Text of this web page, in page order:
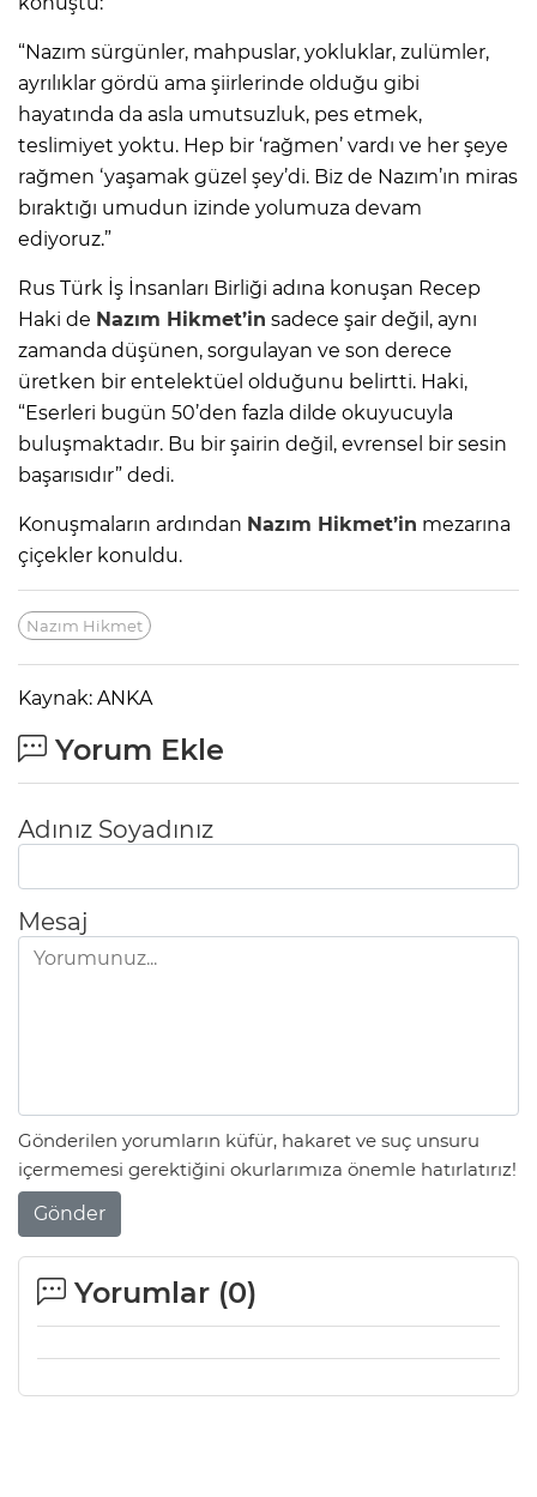
“Nazım sürgünler, mahpuslar, yokluklar, zulümler,
ayrılıklar gördü ama şiirlerinde olduğu gibi
hayatında da asla umutsuzluk, pes etmek,
teslimiyet yoktu. Hep bir ‘rağmen’ vardı ve her şeye
rağmen ‘yaşamak güzel şey’di. Biz de Nazım’ın miras
bıraktığı umudun izinde yolumuza devam
ediyoruz.”
Rus Türk İş İnsanları Birliği adına konuşan Recep
Haki de Nazım Hikmet’in sadece şair değil, aynı
zamanda düşünen, sorgulayan ve son derece
üretken bir entelektüel olduğunu belirtti. Haki,
“Eserleri bugün 50’den fazla dilde okuyucuyla
buluşmaktadır. Bu bir şairin değil, evrensel bir sesin
başarısıdır” dedi.
Konuşmaların ardından Nazım Hikmet’in mezarına
çiçekler konuldu.
Nazım Hikmet
Kaynak: ANKA
Yorum Ekle
Adınız Soyadınız
Mesaj
Gönderilen yorumların küfür, hakaret ve suç unsuru
içermemesi gerektiğini okurlarımıza önemle hatırlatırız!
Gönder
Yorumlar (0)